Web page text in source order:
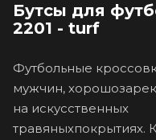
Бутсы для
2201 - turf
Футбольные
мужчин,
на искусственных
травяныхпокрытиях.